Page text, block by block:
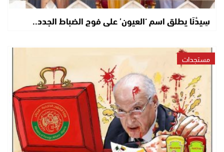
سِيدْنَا يطلق اسم ‘العيون’ على فوج الضباط الجدد..
مستجدات